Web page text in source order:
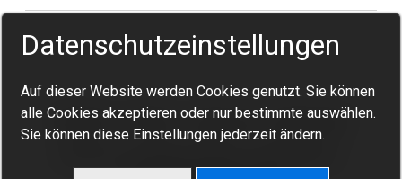
Startseite Kontakt Impressum / Datenschutz
Datenschutzeinstellungen
Auf dieser Website werden Cookies genutzt. Sie können
alle Cookies akzeptieren oder nur bestimmte auswählen.
Sie können diese Einstellungen jederzeit ändern.